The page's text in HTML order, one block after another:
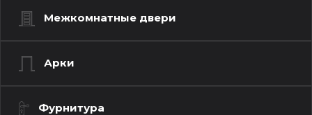
Межкомнатные двери
Арки
Фурнитура